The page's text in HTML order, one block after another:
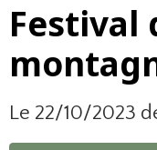
Festival
Le 22/10/2023